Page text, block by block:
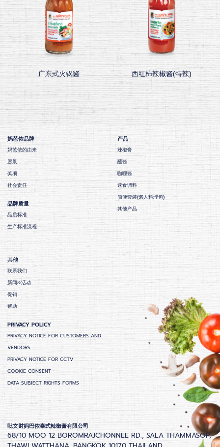
广东式火锅酱 西红柿辣椒酱(特辣)
妈芭侬品牌
妈芭侬的由来
愿景
奖项
社会责任
品牌质量
品质标准
生产标准流程
产品
辣椒膏
蘸酱
咖喱酱
速食调料
简便套装(懒人料理包)
其他产品
其他
联系我们
新闻&活动
促销
帮助
PRIVACY POLICY
PRIVACY NOTICE FOR CUSTOMERS AND
VENDORS
PRIVACY NOTICE FOR CCTV
COOKIE CONSENT
DATA SUBJECT RIGHTS FORMS
吡文财妈巴侬泰式辣椒膏有限公司
68/10 MOO 12 BOROMRAJCHONNEE RD., SALA THAMMASOP,